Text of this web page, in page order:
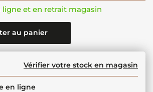
ligne et en retrait magasin
au panier
Vérifier votre stock en magasin
en ligne